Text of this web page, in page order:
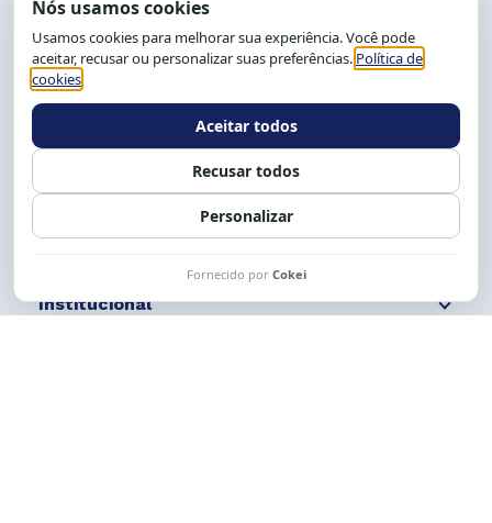
End.: R. da Graça, 150. Graça
CEP: 40.150-055
Salvador-BA, Brasil.
Tel.: (71) 2104-5457, Cel.: (71) 9 9239-2104 ou 2105
Expediente: 8h às 12h e 13 às 17h.
Siga nossas redes Fale conosco
Institucional